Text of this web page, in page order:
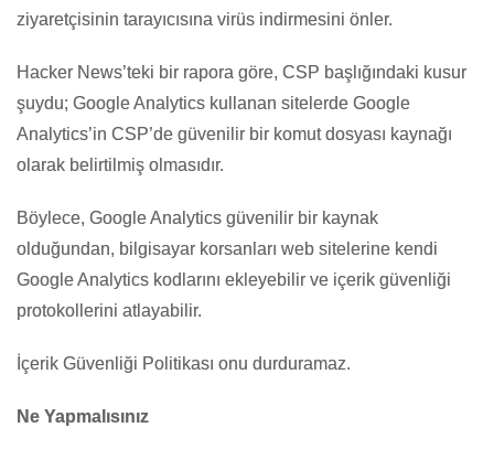
ziyaretçisinin tarayıcısına virüs indirmesini önler.
Hacker News’teki bir rapora göre, CSP başlığındaki kusur
şuydu; Google Analytics kullanan sitelerde Google
Analytics’in CSP’de güvenilir bir komut dosyası kaynağı
olarak belirtilmiş olmasıdır.
Böylece, Google Analytics güvenilir bir kaynak
olduğundan, bilgisayar korsanları web sitelerine kendi
Google Analytics kodlarını ekleyebilir ve içerik güvenliği
protokollerini atlayabilir.
İçerik Güvenliği Politikası onu durduramaz.
Ne Yapmalısınız